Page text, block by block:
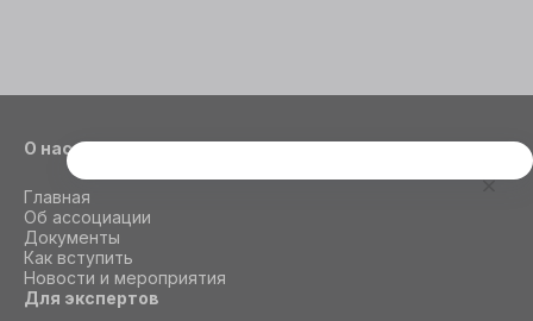
О нас
Главная
Об ассоциации
Документы
Как вступить
Новости и мероприятия
Для экспертов
Этот сайт использует cookie
Для корректной работы данного сайта
необходимы файлы cookie
СОГЛАСИЕ